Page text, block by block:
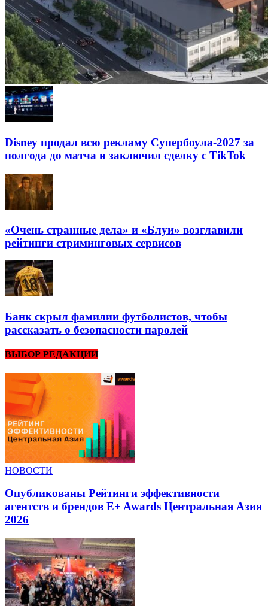
Disney продал всю рекламу Супербоула-2027 за
полгода до матча и заключил сделку с TikTok
«Очень странные дела» и «Блуи» возглавили
рейтинги стриминговых сервисов
Банк скрыл фамилии футболистов, чтобы
рассказать о безопасности паролей
ВЫБОР РЕДАКЦИИ
НОВОСТИ
Опубликованы Рейтинги эффективности
агентств и брендов E+ Awards Центральная Азия
2026